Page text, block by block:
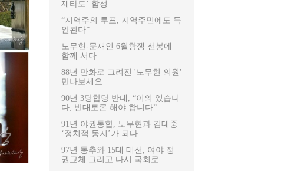
재타도’ 함성
“지역주의 투표, 지역주민에도 득
안된다”
노무현-문재인 6월항쟁 선봉에
함께 서다
88년 만화로 그려진 '노무현 의원'
만나보세요
90년 3당합당 반대, “이의 있습니
다, 반대토론 해야 합니다”
91년 야권통합, 노무현과 김대중
‘정치적 동지’가 되다
97년 통추와 15대 대선, 여야 정
권교체 그리고 다시 국회로